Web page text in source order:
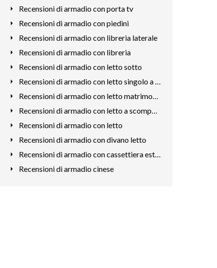
Recensioni di armadio con porta tv
Recensioni di armadio con piedini
Recensioni di armadio con libreria laterale
Recensioni di armadio con libreria
Recensioni di armadio con letto sotto
Recensioni di armadio con letto singolo a scomparsa
Recensioni di armadio con letto matrimoniale a scomparsa
Recensioni di armadio con letto a scomparsa
Recensioni di armadio con letto
Recensioni di armadio con divano letto
Recensioni di armadio con cassettiera esterna
Recensioni di armadio cinese